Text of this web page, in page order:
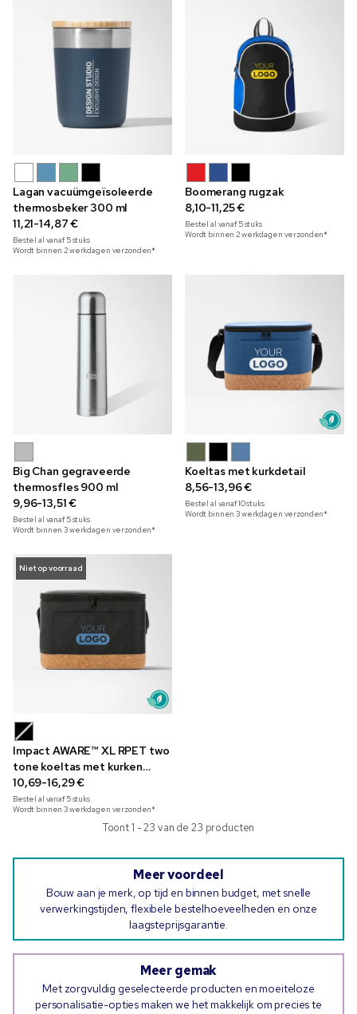
Lagan vacuümgeïsoleerde
thermosbeker 300 ml
11,21-14,87 €
Bestel al vanaf5stuks
Wordt binnen 2 werkdagen verzonden*
Boomerang rugzak
8,10-11,25 €
Bestel al vanaf5stuks
Wordt binnen 2 werkdagen verzonden*
Big Chan gegraveerde
thermosfles 900 ml
9,96-13,51 €
Bestel al vanaf5stuks
Wordt binnen 3 werkdagen verzonden*
Koeltas met kurkdetail
8,56-13,96 €
Bestel al vanaf10stuks
Wordt binnen 3 werkdagen verzonden*
Niet op voorraad
Impact AWARE™ XL RPET two
tone koeltas met kurken
detail
10,69-16,29 €
Bestel al vanaf5stuks
Wordt binnen 3 werkdagen verzonden*
Toont 1 - 23 van de 23 producten
Meer voordeel
Bouw aan je merk, op tijd en binnen budget, met snelle
verwerkingstijden, flexibele bestelhoeveelheden en onze
laagsteprijsgarantie.
Meer gemak
Met zorgvuldig geselecteerde producten en moeiteloze
personalisatie-opties maken we het makkelijk om precies te